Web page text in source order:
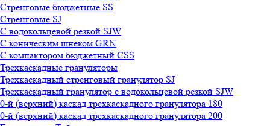
Стренговые бюджетные SS
Стренговые SJ
С водокольцевой резкой SJW
С коническим шнеком GRN
С компактором бюджетный CSS
Трехкаскадные грануляторы
Трехкаскадный стренговый гранулятор SJ
Трехкаскадный гранулятор с водокольцевой резкой SJW
0-й (верхний) каскад трехкаскадного гранулятора 180
0-й (верхний) каскад трехкаскадного гранулятора 200